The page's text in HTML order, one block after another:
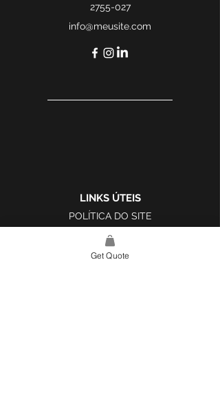
2755-027
info@meusite.com
LINKS ÚTEIS
POLÍTICA DO SITE
LIVRO DE RECLAMAÇÕES
Get Quote